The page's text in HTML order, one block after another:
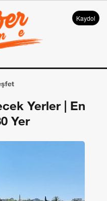
Kaydol
Yerler | En
Yer